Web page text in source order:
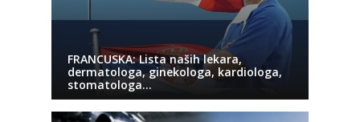
FRANCUSKA: Lista naših lekara,
dermatologa, ginekologa, kardiologa,
stomatologa…